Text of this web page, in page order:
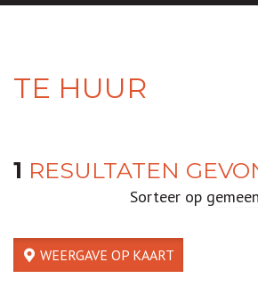
TE HUUR
1 RESULTATEN
Sorteer op
WEERGAVE OP KAART